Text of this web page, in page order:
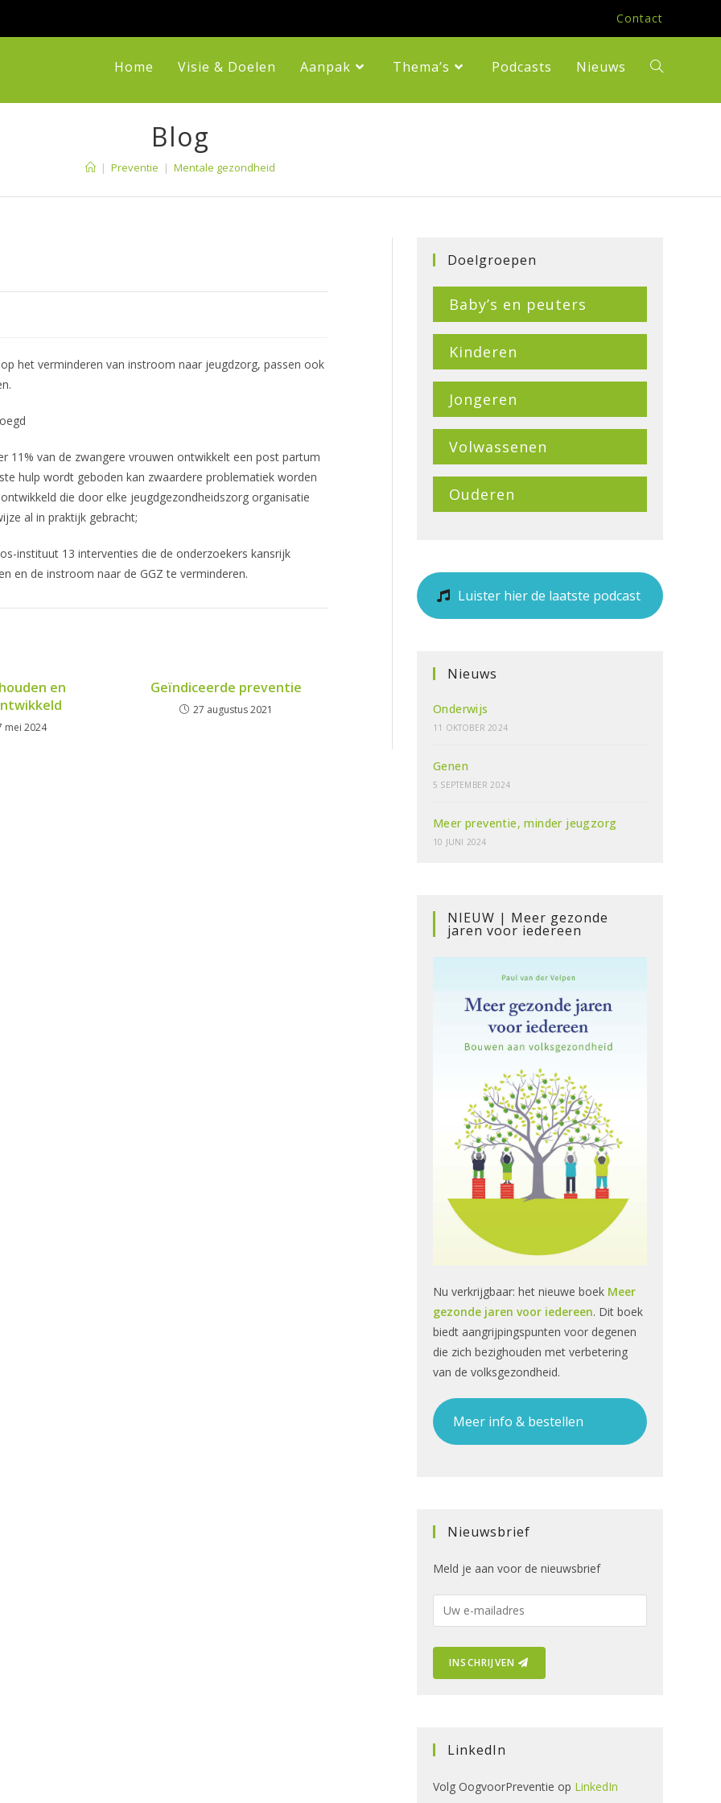
Contact
Home Visie & Doelen Aanpak Thema’s Podcasts Nieuws Toggle
Blog
| Preventie | Mentale gezondheid
het verminderen van instroom naar jeugdzorg, passen ook
11% van de zwangere vrouwen ontwikkelt een post partum
hulp wordt geboden kan zwaardere problematiek worden
die door elke jeugdgezondheidszorg organisatie
al in praktijk gebracht;
instituut 13 interventies die de onderzoekers kansrijk
en de instroom naar de GGZ te verminderen.
en
mei 2024
Geïndiceerde preventie
27 augustus 2021
Doelgroepen
Baby’s en peuters
Kinderen
Jongeren
Volwassenen
Ouderen
Luister hier de laatste podcast
Nieuws
Onderwijs
11 OKTOBER 2024
Genen
5 SEPTEMBER 2024
Meer preventie, minder jeugzorg
10 JUNI 2024
NIEUW | Meer gezonde
jaren voor iedereen
Nu verkrijgbaar: het nieuwe boek Meer
gezonde jaren voor iedereen. Dit boek
biedt aangrijpingspunten voor degenen
die zich bezighouden met verbetering
van de volksgezondheid.
Meer info & bestellen
Nieuwsbrief
Meld je aan voor de nieuwsbrief
-
m
i
d
e
INSCHRIJVEN
LinkedIn
Volg OogvoorPreventie op LinkedIn